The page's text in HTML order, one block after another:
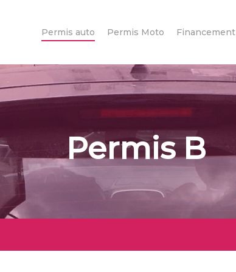
Permis auto Permis Moto Financement
Permis B